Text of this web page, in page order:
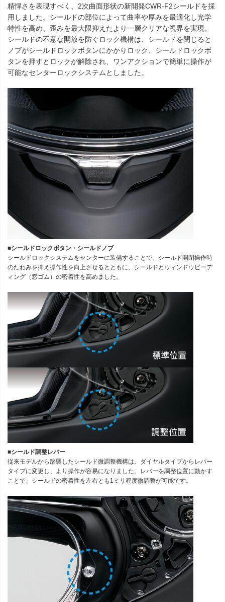
精悍さを表現すべく、2次曲面形状の新開発CWR-F2シールドを採
用しました。シールドの部位によって曲率や厚みを最適化し光学
特性を高め、歪みを最大限抑えたより一層クリアな視界を実現。
シールドの不意な開放を防ぐロック機構は、シールドを閉じると
ノブがシールドロックボタンにかかりロック、シールドロックボ
タンを押すとロックが解除され、ワンアクションで簡単に操作が
可能なセンターロックシステムとしました。
■シールドロックボタン・シールドノブ
シールドロックシステムをセンターに装備することで、シールド開閉操作時
のたわみを抑え操作性を向上させるとともに、シールドとウィンドウビーデ
ィング（窓ゴム）の密着性を高めました。
■シールド調整レバー
従来モデルから踏襲したシールド微調整機構は、ダイヤルタイプからレバー
タイプに変更し、より操作が容易になりました。レバーを調整位置に動かす
ことで、シールドの密着性を左右とも1ミリ程度微調整が可能です。